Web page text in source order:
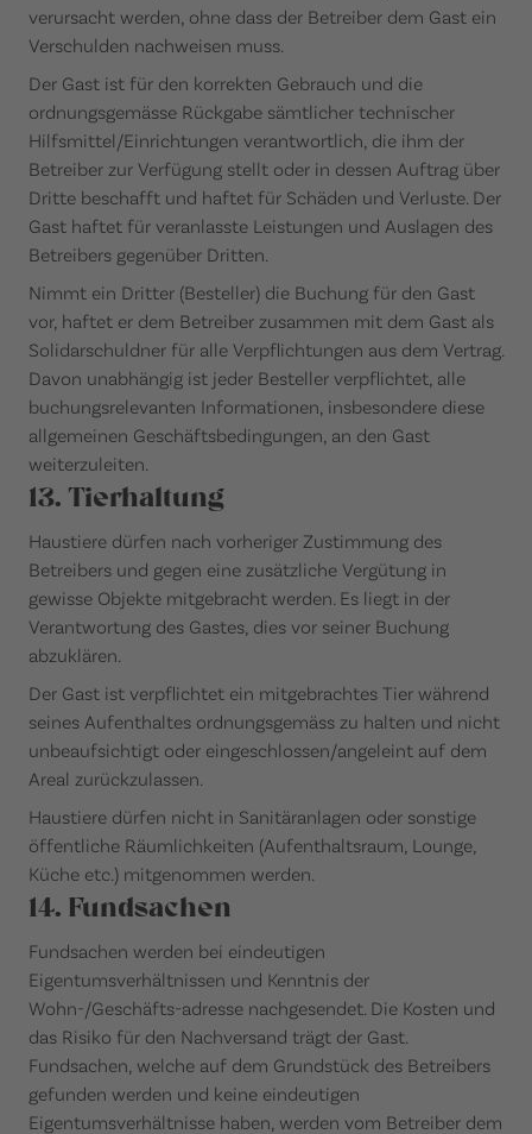
verursacht werden, ohne dass der Betreiber dem Gast ein
Verschulden nachweisen muss.
Der Gast ist für den korrekten Gebrauch und die
ordnungsgemässe Rückgabe sämtlicher technischer
Hilfsmittel/Einrichtungen verantwortlich, die ihm der
Betreiber zur Verfügung stellt oder in dessen Auftrag über
Dritte beschafft und haftet für Schäden und Verluste. Der
Gast haftet für veranlasste Leistungen und Auslagen des
Betreibers gegenüber Dritten.
Nimmt ein Dritter (Besteller) die Buchung für den Gast
vor, haftet er dem Betreiber zusammen mit dem Gast als
Solidarschuldner für alle Verpflichtungen aus dem Vertrag.
Davon unabhängig ist jeder Besteller verpflichtet, alle
buchungsrelevanten Informationen, insbesondere diese
allgemeinen Geschäftsbedingungen, an den Gast
weiterzuleiten.
13. Tierhaltung
Haustiere dürfen nach vorheriger Zustimmung des
Betreibers und gegen eine zusätzliche Vergütung in
gewisse Objekte mitgebracht werden. Es liegt in der
Verantwortung des Gastes, dies vor seiner Buchung
abzuklären.
Der Gast ist verpflichtet ein mitgebrachtes Tier während
seines Aufenthaltes ordnungsgemäss zu halten und nicht
unbeaufsichtigt oder eingeschlossen/angeleint auf dem
Areal zurückzulassen.
Haustiere dürfen nicht in Sanitäranlagen oder sonstige
öffentliche Räumlichkeiten (Aufenthaltsraum, Lounge,
Küche etc.) mitgenommen werden.
14. Fundsachen
Fundsachen werden bei eindeutigen
Eigentumsverhältnissen und Kenntnis der
Wohn-/Geschäfts-adresse nachgesendet. Die Kosten und
das Risiko für den Nachversand trägt der Gast.
Fundsachen, welche auf dem Grundstück des Betreibers
gefunden werden und keine eindeutigen
Eigentumsverhältnisse haben, werden vom Betreiber dem